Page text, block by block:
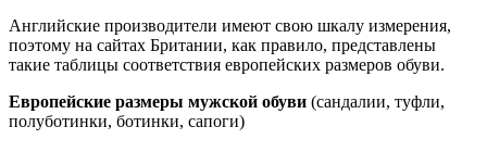
Английские производители имеют свою шкалу измерения,
поэтому на сайтах Британии, как правило, представлены
такие таблицы соответствия европейских размеров обуви.
Европейские размеры мужской обуви (сандалии, туфли,
полуботинки, ботинки, сапоги)